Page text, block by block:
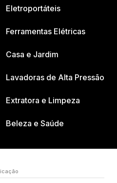
Eletroportáteis
Ferramentas Elétricas
Casa e Jardim
Lavadoras de Alta Pressão
Extratora e Limpeza
Beleza e Saúde